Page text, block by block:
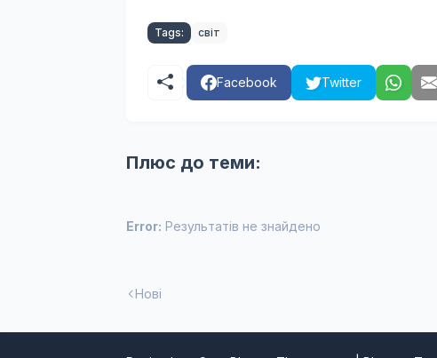
Tags: світ
Facebook Twitter
Плюс до теми:
Error: Результатів не знайдено
Нові